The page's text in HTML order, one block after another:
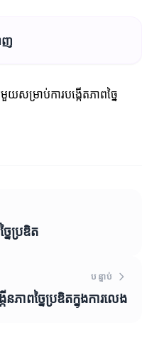
ញ
សម្រាប់ការបង្កើតភាពច្នៃ
ៃប្រឌិត
បន្ទាប់
ភាពច្នៃប្រឌិតក្នុងការលេង